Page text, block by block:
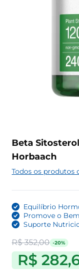
Beta
Horbaach
Todos os produtos
Equilíbrio
Promove o
Suporte
R$ 352,00 -20%
R$